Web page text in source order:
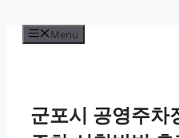
Menu
군포시 공영주차